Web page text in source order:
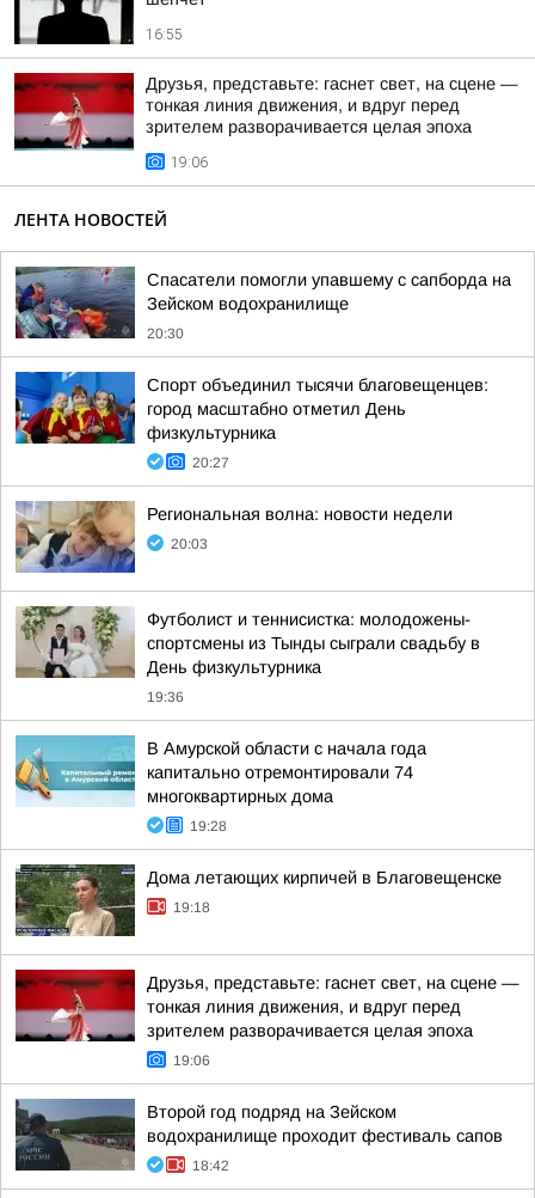
16:55
Друзья, представьте: гаснет свет, на сцене —
тонкая линия движения, и вдруг перед
зрителем разворачивается целая эпоха
19:06
ЛЕНТА НОВОСТЕЙ
Спасатели помогли упавшему с сапборда на
Зейском водохранилище
20:30
Спорт объединил тысячи благовещенцев:
город масштабно отметил День
физкультурника
20:27
Региональная волна: новости недели
20:03
Футболист и теннисистка: молодожены-
спортсмены из Тынды сыграли свадьбу в
День физкультурника
19:36
В Амурской области с начала года
капитально отремонтировали 74
многоквартирных дома
19:28
Дома летающих кирпичей в Благовещенске
19:18
Друзья, представьте: гаснет свет, на сцене —
тонкая линия движения, и вдруг перед
зрителем разворачивается целая эпоха
19:06
Второй год подряд на Зейском
водохранилище проходит фестиваль сапов
18:42